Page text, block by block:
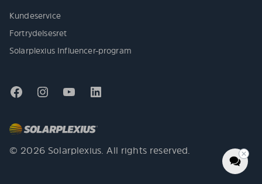
Kundeservice
Fortrydelsesret
Solarplexius Influencer-program
© 2026 Solarplexius. All rights reserved.